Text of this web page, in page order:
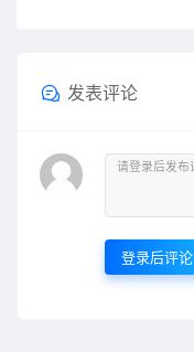
发表评论
登录后评论